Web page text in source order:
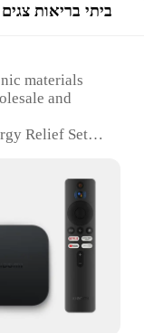
ביתי בריאות
materials
and
Relief Sets
for
and
Compact and
in reducing